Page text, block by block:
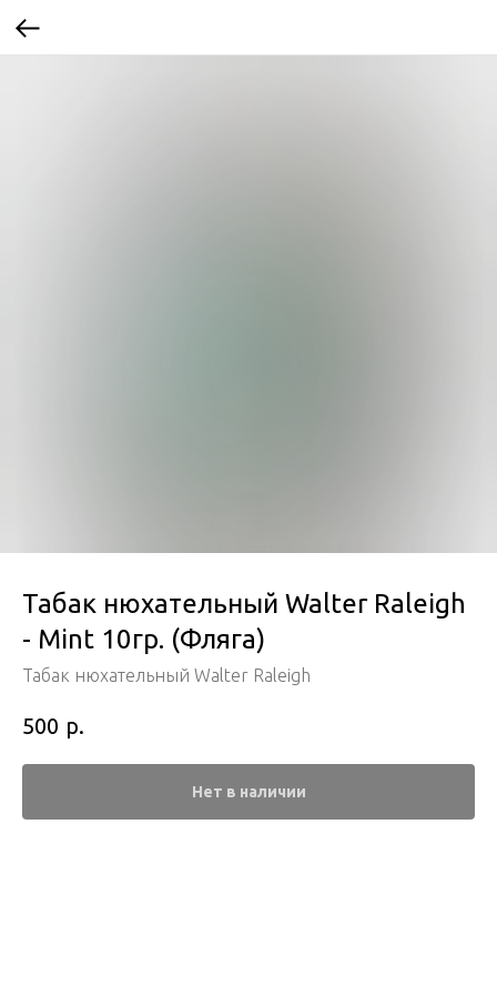
Табак нюхательный Walter Raleigh
- Mint 10гр. (Фляга)
Табак нюхательный Walter Raleigh
500 р.
Нет в наличии